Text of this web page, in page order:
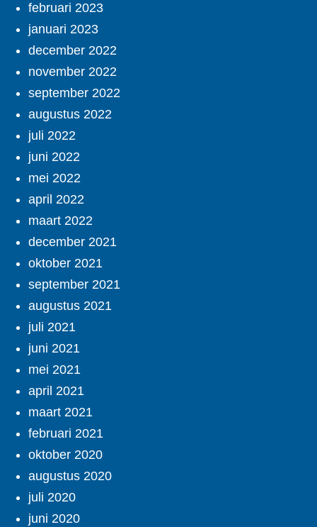
februari 2023
januari 2023
december 2022
november 2022
september 2022
augustus 2022
juli 2022
juni 2022
mei 2022
april 2022
maart 2022
december 2021
oktober 2021
september 2021
augustus 2021
juli 2021
juni 2021
mei 2021
april 2021
maart 2021
februari 2021
oktober 2020
augustus 2020
juli 2020
juni 2020